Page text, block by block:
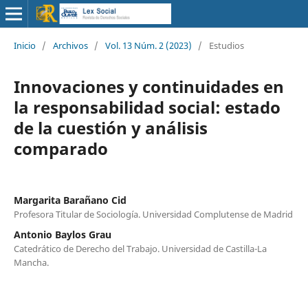
Inicio / Archivos / Vol. 13 Núm. 2 (2023) / Estudios
Innovaciones y continuidades en
la responsabilidad social: estado
de la cuestión y análisis
comparado
Margarita Barañano Cid
Profesora Titular de Sociología. Universidad Complutense de Madrid
Antonio Baylos Grau
Catedrático de Derecho del Trabajo. Universidad de Castilla-La
Mancha.